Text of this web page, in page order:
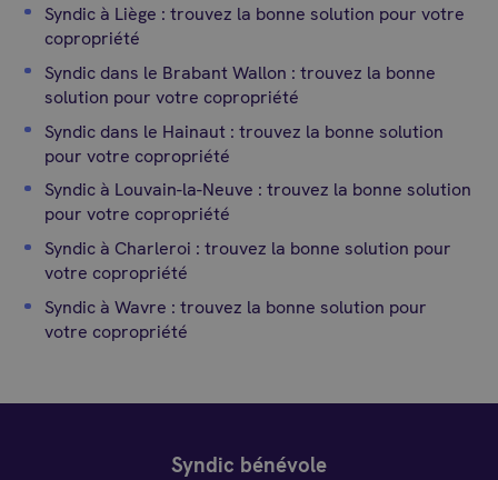
Syndic à Liège : trouvez la bonne solution pour votre
copropriété
Syndic dans le Brabant Wallon : trouvez la bonne
solution pour votre copropriété
Syndic dans le Hainaut : trouvez la bonne solution
pour votre copropriété
Syndic à Louvain-la-Neuve : trouvez la bonne solution
pour votre copropriété
Syndic à Charleroi : trouvez la bonne solution pour
votre copropriété
Syndic à Wavre : trouvez la bonne solution pour
votre copropriété
Syndic bénévole